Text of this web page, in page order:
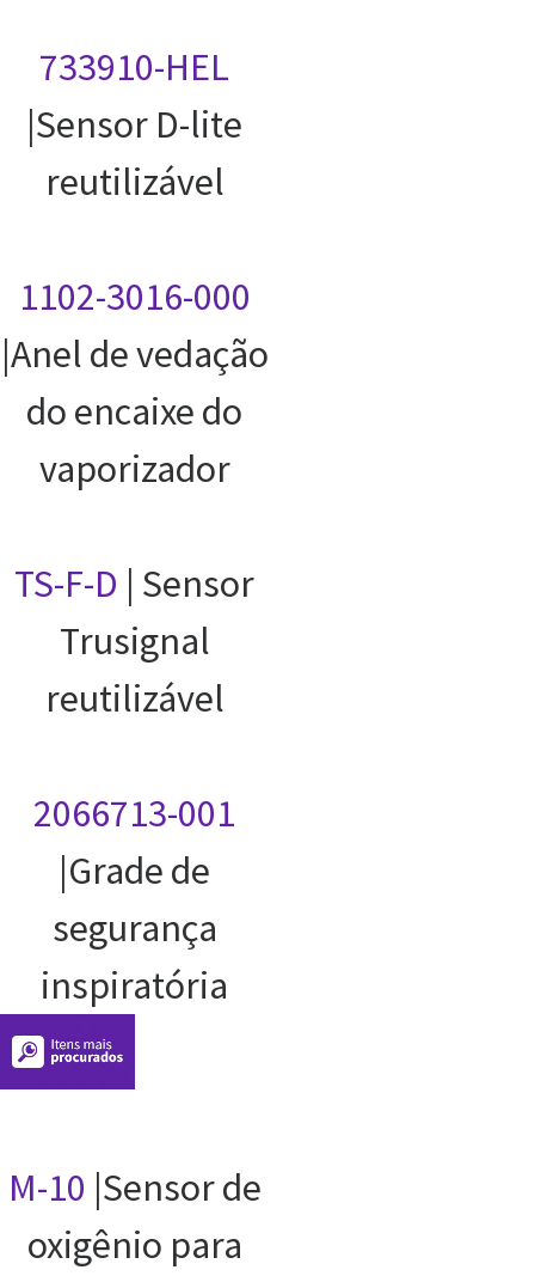
733910-HEL
|Sensor D-lite
reutilizável
1102-3016-000
|Anel de vedação
do encaixe do
vaporizador
TS-F-D | Sensor
Trusignal
reutilizável
2066713-001
|Grade de
segurança
inspiratória
M-10 |Sensor de
oxigênio para